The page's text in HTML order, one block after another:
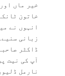
خیر ماں
خاتون
انہوں نے
زبانی سنیے..
ڈاکٹر
آپ کی نیت
نارمل